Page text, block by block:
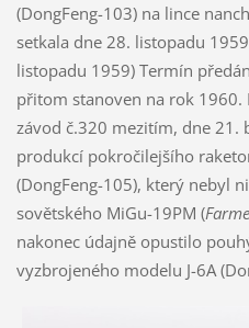
(DongFeng-103) na lince
setkala dne 28. listopadu
listopadu 1959) Termín
přitom stanoven na rok 1960.
závod č.320 mezitím, dne 21.
produkcí pokročilejšího
(DongFeng-105), který nebyl
sovětského MiGu-19PM (
nakonec údajně opustilo
vyzbrojeného modelu J-6A